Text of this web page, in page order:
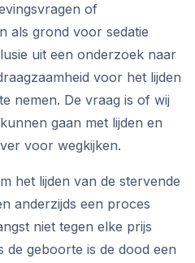
of
als grond voor sedatie
uit een onderzoek naar
voor het lijden
nemen. De vraag is of wij
gaan met lijden en
voor wegkijken.
het lijden van de stervende
anderzijds een proces
niet tegen elke prijs
de geboorte is de dood een